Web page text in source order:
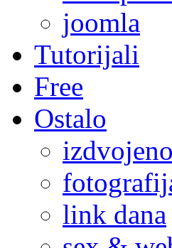
joomla
Tutorijali
Free
Ostalo
izdvojeno
link dana